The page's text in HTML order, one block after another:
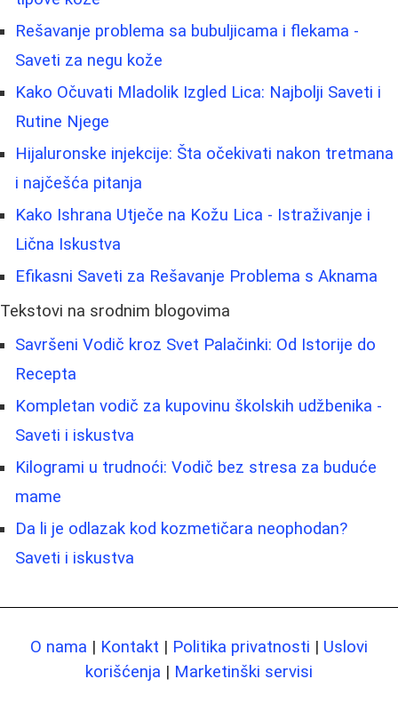
Rešavanje problema sa bubuljicama i flekama -
Saveti za negu kože
Kako Očuvati Mladolik Izgled Lica: Najbolji Saveti i
Rutine Njege
Hijaluronske injekcije: Šta očekivati nakon tretmana
i najčešća pitanja
Kako Ishrana Utječe na Kožu Lica - Istraživanje i
Lična Iskustva
Efikasni Saveti za Rešavanje Problema s Aknama
Tekstovi na srodnim blogovima
Savršeni Vodič kroz Svet Palačinki: Od Istorije do
Recepta
Kompletan vodič za kupovinu školskih udžbenika -
Saveti i iskustva
Kilogrami u trudnoći: Vodič bez stresa za buduće
mame
Da li je odlazak kod kozmetičara neophodan?
Saveti i iskustva
O nama | Kontakt | Politika privatnosti | Uslovi
korišćenja | Marketinški servisi